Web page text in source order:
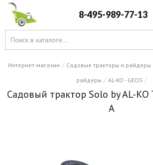
8-495-989-77-13
Интернет-магазин / Садовые тракторы и райдеры
райдеры / AL-KO - GEOS /
Садовый трактор Solo by AL-KO
A